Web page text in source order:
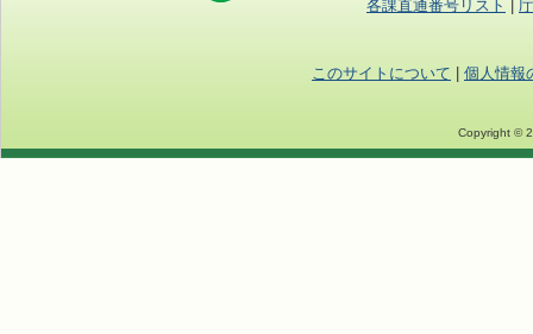
各課直通番号リスト
このサイトについて 個人情報
Copyright ©